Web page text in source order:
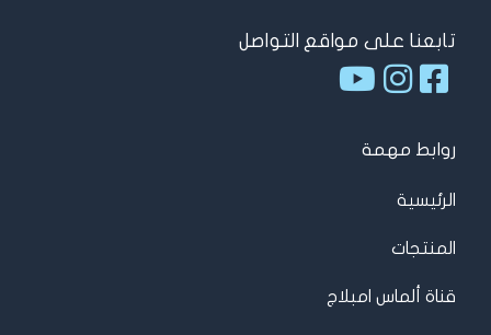
تابعنا على مواقع التواصل
روابط مهمة
الرئيسية
المنتجات
قناة ألماس امبلاج